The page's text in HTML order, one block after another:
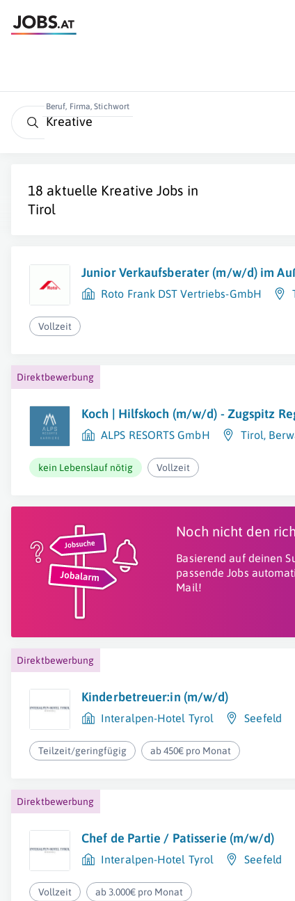
Beruf, Firma, Stichwort
18 aktuelle Kreative Jobs in
Tirol
Junior Verkaufsberater (m/w/d) im
Roto Frank DST Vertriebs-GmbH
Vollzeit
Direktbewerbung
Koch | Hilfskoch (m/w/d) - Zugspitz
ALPS RESORTS GmbH Tirol,
kein Lebenslauf nötig Vollzeit
Noch nicht den
Basierend auf deinen
passende Jobs
Mail!
Direktbewerbung
Kinderbetreuer:in (m/w/d)
Interalpen-Hotel Tyrol Seefeld
Teilzeit/geringfügig ab 450€ pro Monat
Direktbewerbung
Chef de Partie / Patisserie (m/w/d)
Interalpen-Hotel Tyrol Seefeld
Vollzeit ab 3.000€ pro Monat